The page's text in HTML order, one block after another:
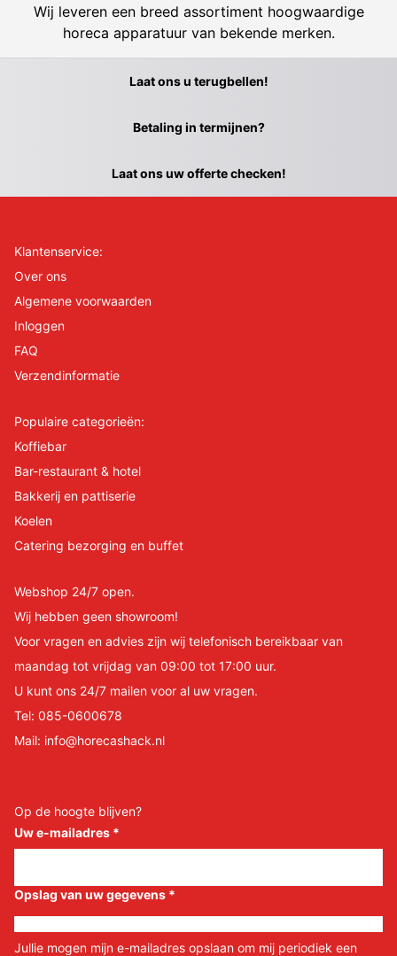
Wij leveren een breed assortiment hoogwaardige
horeca apparatuur van bekende merken.
Laat ons u terugbellen!
Betaling in termijnen?
Laat ons uw offerte checken!
Klantenservice:
Over ons
Algemene voorwaarden
Inloggen
FAQ
Verzendinformatie
Populaire categorieën:
Koffiebar
Bar-restaurant & hotel
Bakkerij en pattiserie
Koelen
Catering bezorging en buffet
Webshop 24/7 open.
Wij hebben geen showroom!
Voor vragen en advies zijn wij telefonisch bereikbaar van
maandag tot vrijdag van 09:00 tot 17:00 uur.
U kunt ons 24/7 mailen voor al uw vragen.
Tel: 085-0600678
Mail: info@horecashack.nl
Op de hoogte blijven?
Uw e-mailadres *
Opslag van uw gegevens *
Jullie mogen mijn e-mailadres opslaan om mij periodiek een